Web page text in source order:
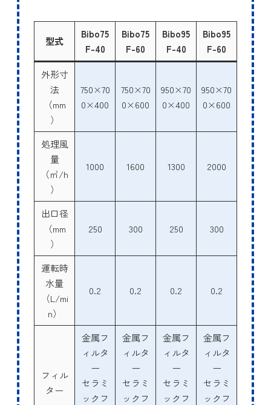
型式
Bibo75
F-40
Bibo75
F-60
Bibo95
F-40
Bibo95
F-60
外形寸
法
（mm
）
750×70
0×400
750×70
0×600
950×70
0×400
950×70
0×600
処理風
量
（㎥/h
）
1000 1600 1300 2000
出口径
（mm
）
250 300 250 300
運転時
水量
（L/mi
n）
0.2 0.2 0.2 0.2
フィル
ター
金属フ
ィルタ
ー
セラミ
ックフ
金属フ
ィルタ
ー
セラミ
ックフ
金属フ
ィルタ
ー
セラミ
ックフ
金属フ
ィルタ
ー
セラミ
ックフ